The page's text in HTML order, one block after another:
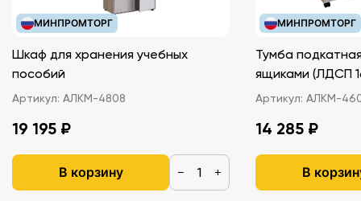
МИНПРОМТОРГ
Шкаф для хранения учебных
пособий
Артикул: АЛКМ-4808
19 195 ₽
В корзину − +
МИНПРОМТОРГ
Тумба
ящиками
Артикул: АЛКМ-
14 285 ₽
В